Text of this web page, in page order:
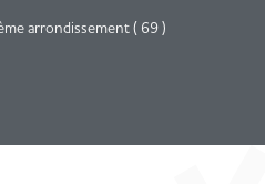
arrondissement ( 69 )